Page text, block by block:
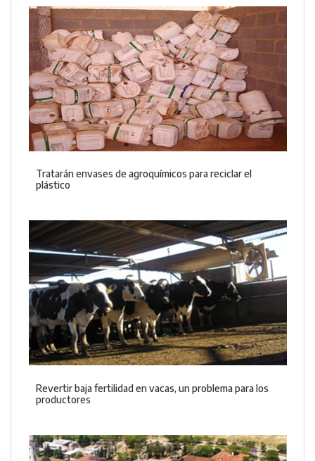
Tratarán envases de agroquímicos para reciclar el
plástico
Revertir baja fertilidad en vacas, un problema para los
productores